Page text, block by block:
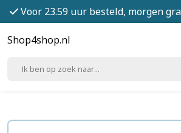
Voor 23.59 uur besteld, morgen
Shop4shop.nl